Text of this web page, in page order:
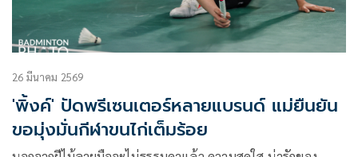
26 มีนาคม 2569
'พิ้งค์' ปัดพรีเซนเตอร์หลายแบรนด์ แม่ยืนยัน
ขอมุ่งมั่นกีฬาขนไก่เต็มร้อย